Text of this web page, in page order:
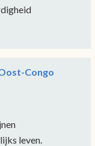
Congo
leven.